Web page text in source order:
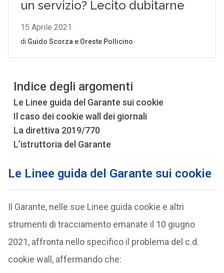
Indice degli argomenti
Le Linee guida del Garante sui cookie
Il caso dei cookie wall dei giornali
La direttiva 2019/770
L’istruttoria del Garante
Le Linee guida del Garante sui cookie
Il Garante, nelle sue Linee guida cookie e altri
strumenti di tracciamento emanate il 10 giugno
2021, affronta nello specifico il problema del c.d.
cookie wall, affermando che: